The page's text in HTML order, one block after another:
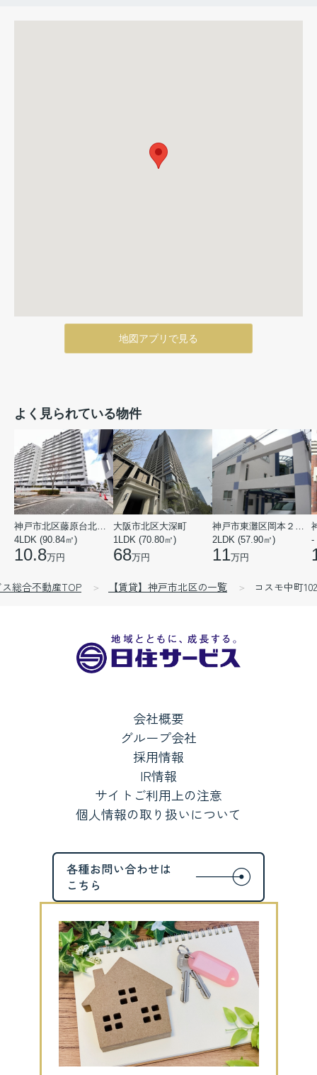
地図アプリで見る
よく見られている物件
神戸市北区藤原台北町５丁目
4LDK (90.84㎡)
10.8万円
大阪市北区大深町
1LDK (70.80㎡)
68万円
神戸市東灘区岡本２丁目
2LDK (57.90㎡)
11万円
-
総合不動産TOP 【賃貸】神戸市北区の一覧 コスモ中町102
会社概要
グループ会社
採用情報
IR情報
サイトご利用上の注意
個人情報の取り扱いについて